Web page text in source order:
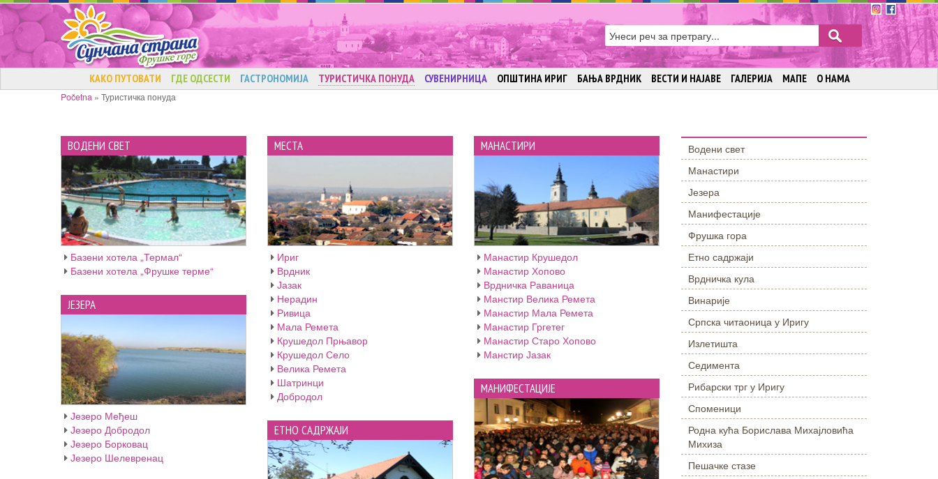
КАКО ПУТОВАТИ ГДЕ ОДСЕСТИ ГАСТРОНОМИЈА ТУРИСТИЧКА ПОНУДА СУВЕНИРНИЦА ОПШТИНА ИРИГ БАЊА ВРДНИК ВЕСТИ И НАЈАВЕ ГАЛЕРИЈА МАПЕ О НАМА
Početna » Туристичка понуда
ВОДЕНИ СВЕТ
Базени хотела „Термал“
Базени хотела „Фрушке терме“
МЕСТА
Ириг
Врдник
Јазак
Нерадин
Ривица
Мала Ремета
Крушедол Прњавор
Крушедол Село
Велика Ремета
Шатринци
Добродол
МАНАСТИРИ
Манастир Крушедол
Манастир Хопово
Врдничка Раваница
Манстир Велика Ремета
Манастир Мала Ремета
Манастир Гргетег
Манастир Старо Хопово
Манстир Јазак
ЈЕЗЕРА
Језеро Међеш
Језеро Добродол
Језеро Борковац
Језеро Шелевренац
МАНИФЕСТАЦИЈЕ
ЕТНО САДРЖАЈИ
Водени свет
Манастири
Језера
Манифестације
Фрушка гора
Етно садржаји
Врдничка кула
Винарије
Српска читаоница у Иригу
Излетишта
Седимента
Рибарски трг у Иригу
Споменици
Родна кућа Борислава Михајловића
Михиза
Пешачке стазе